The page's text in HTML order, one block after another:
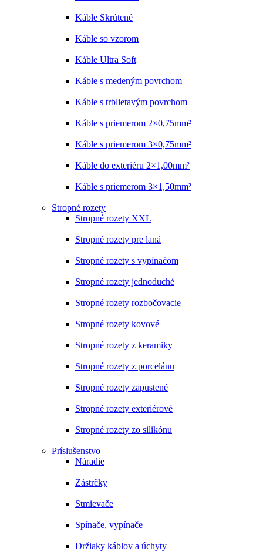
Káble Skrútené
Káble so vzorom
Káble Ultra Soft
Káble s medeným povrchom
Káble s trblietavým povrchom
Káble s priemerom 2×0,75mm²
Káble s priemerom 3×0,75mm²
Káble do exteriéru 2×1,00mm²
Káble s priemerom 3×1,50mm²
Stropné rozety
Stropné rozety XXL
Stropné rozety pre laná
Stropné rozety s vypínačom
Stropné rozety jednoduché
Stropné rozety rozbočovacie
Stropné rozety kovové
Stropné rozety z keramiky
Stropné rozety z porcelánu
Stropné rozety zapustené
Stropné rozety exteriérové
Stropné rozety zo silikónu
Príslušenstvo
Náradie
Zástrčky
Stmievače
Spínače, vypínače
Držiaky káblov a úchyty